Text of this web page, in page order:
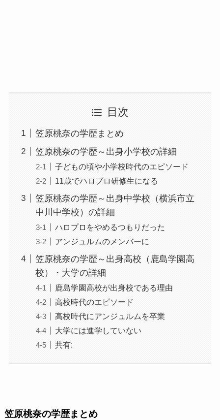
目次
笠原桃奈の学歴まとめ
笠原桃奈の学歴～出身小学校の詳細
子どもの頃や小学校時代のエピソード
11歳でハロプロ研修生になる
笠原桃奈の学歴～出身中学校（横浜市立
中川中学校）の詳細
ハロプロをやめるつもりだった
アンジュルムのメンバーに
笠原桃奈の学歴～出身高校（鹿島学園高
校）・大学の詳細
鹿島学園高校が出身校である理由
高校時代のエピソード
高校時代にアンジュルムを卒業
大学には進学していない
共有:
笠原桃奈の学歴まとめ